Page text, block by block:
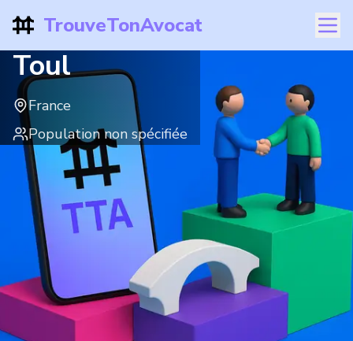
TrouveTonAvocat
Toul
France
Population non spécifiée